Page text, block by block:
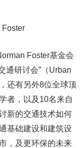
Foster
Foster基金会
通研讨会”（Urban
还有另外8位全球顶
者，以及10名来自
新的交通技术如何
基础建设和建筑设
，及更环保的未来